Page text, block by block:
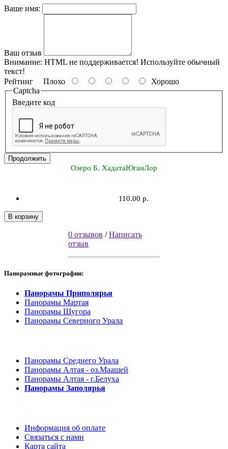
Ваше имя:
Ваш отзыв
Внимание: HTML не поддерживается! Используйте обычный
текст!
Рейтинг Плохо
Хорошо
Captcha
Введите код
Продолжить
Озеро Б. ХадатаЮганЛор
110.00 р.
В корзину
0 отзывов /Написать
отзыв
Панорамные фотографии:
Панорамы Приполярья
Панорамы Мартая
Панорамы Щугора
Панорамы Северного Урала
Панорамы Среднего Урала
Панорамы Алтая - оз.Маашей
Панорамы Алтая - г.Белуха
Панорамы Заполярья
Информация об оплате
Связаться с нами
Карта сайта